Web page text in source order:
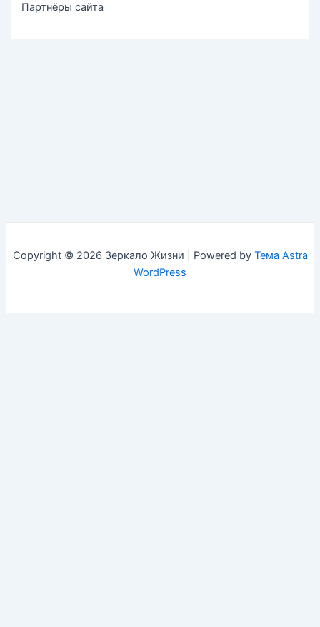
Партнёры сайта
Copyright © 2026 Зеркало Жизни | Powered by Тема Astra
WordPress